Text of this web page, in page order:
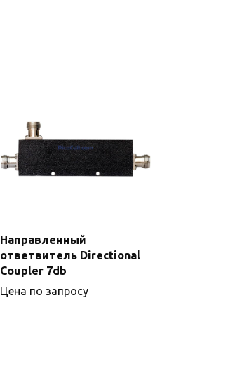
Подробнее
Направленный
ответвитель Directional
Coupler 7db
Цена по запросу